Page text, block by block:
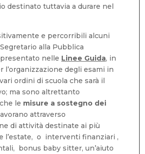
destinato tuttavia a durare nel
e percorribili alcuni
alla Pubblica
nelle Linee Guida, in
l’organizzazione degli esami in
ordini di scuola che sarà il
ma sono altrettanto
le misure a sostegno dei
attraverso
di attività destinate ai più
l’estate, o interventi finanziari ,
bonus baby sitter, un’aiuto